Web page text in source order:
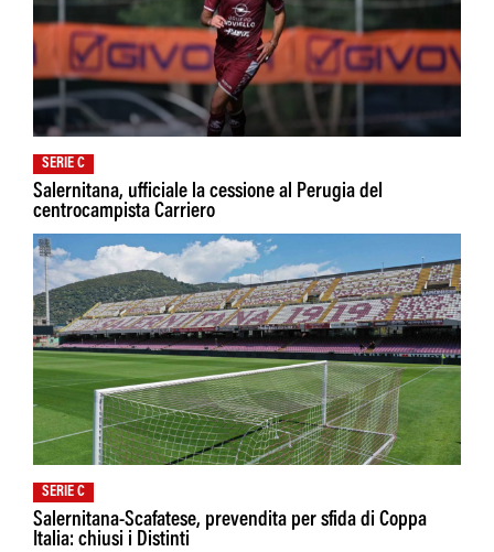
SERIE C
Salernitana, ufficiale la cessione al Perugia del
centrocampista Carriero
SERIE C
Salernitana-Scafatese, prevendita per sfida di Coppa
Italia: chiusi i Distinti